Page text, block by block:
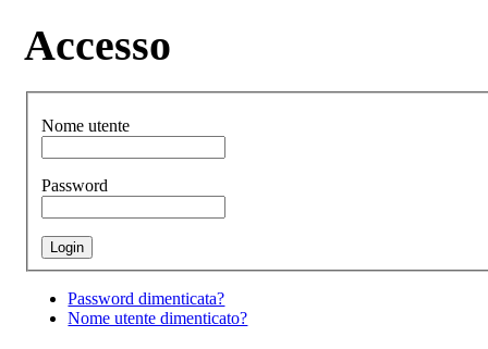
Accesso
Nome utente
Password
Password dimenticata?
Nome utente dimenticato?